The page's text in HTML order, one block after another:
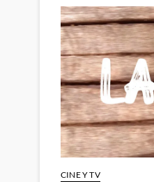
Western
Noir
de
Rodolfo
Santullo
y
Leandro
Fernández
CINE Y TV